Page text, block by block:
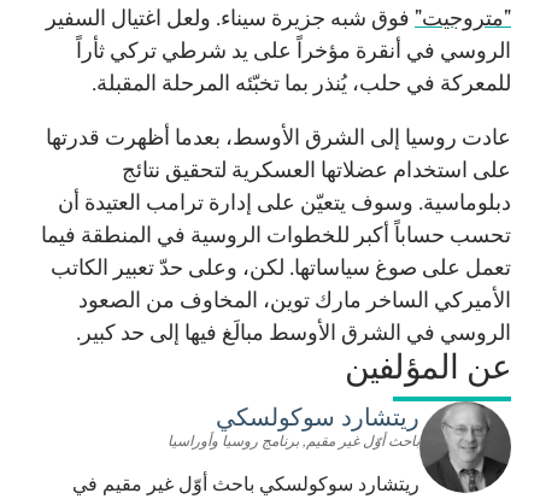
"متروجيت" فوق شبه جزيرة سيناء. ولعل اغتيال السفير
الروسي في أنقرة مؤخراً على يد شرطي تركي ثأراً
للمعركة في حلب، يُنذر بما تخبّئه المرحلة المقبلة.
عادت روسيا إلى الشرق الأوسط، بعدما أظهرت قدرتها
على استخدام عضلاتها العسكرية لتحقيق نتائج
دبلوماسية. وسوف يتعيّن على إدارة ترامب العتيدة أن
تحسب حساباً أكبر للخطوات الروسية في المنطقة فيما
تعمل على صوغ سياساتها. لكن، وعلى حدّ تعبير الكاتب
الأميركي الساخر مارك توين، المخاوف من الصعود
الروسي في الشرق الأوسط مبالَغ فيها إلى حد كبير.
عن المؤلفين
ريتشارد سوكولسكي
باحث أوّل غير مقيم, برنامج روسيا وأوراسيا
ريتشارد سوكولسكي باحث أوّل غير مقيم في